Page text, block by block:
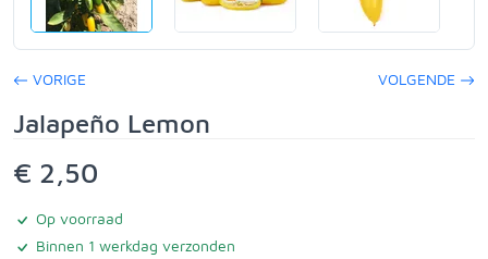
VORIGE VOLGENDE
Jalapeño Lemon
€ 2,50
Op voorraad
Binnen 1 werkdag verzonden